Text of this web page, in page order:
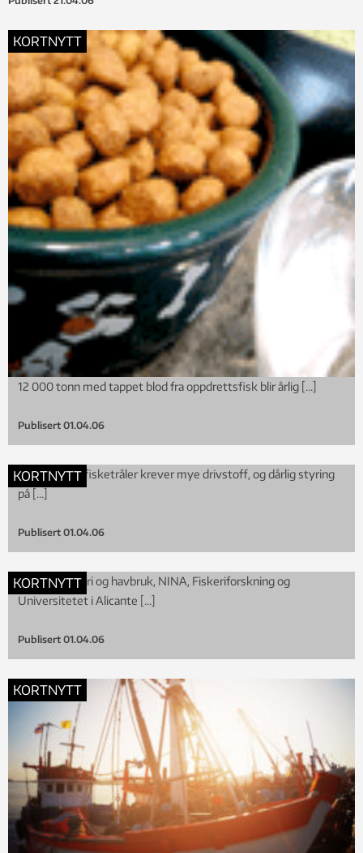
KORTNYTT
12 000 tonn med tappet blod fra oppdrettsfisk blir årlig […]
Publisert 01.04.06
KORTNYTT
Store, tunge fisketråler krever mye drivstoff, og dårlig styring
på […]
Publisert 01.04.06
KORTNYTT
SINTEF Fiskeri og havbruk, NINA, Fiskeriforskning og
Universitetet i Alicante […]
Publisert 01.04.06
KORTNYTT